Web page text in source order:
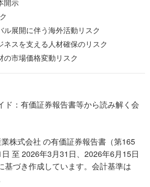
開示
ル展開に伴う海外活動リスク
ネスを支える人材確保のリスク
の市場価格変動リスク
ド：有価証券報告書等から読み解く会
株式会社 の有価証券報告書（第165
至 2026年3月31日、2026年6月15日
基づき作成しています。会計基準は